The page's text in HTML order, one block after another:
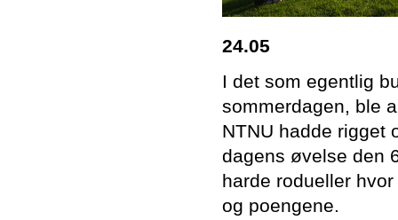
24.05
I det som egentlig
sommerdagen, ble
NTNU hadde rigget
dagens øvelse den
harde rodueller
og poengene.